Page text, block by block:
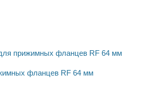
фланцев RF 64 мм